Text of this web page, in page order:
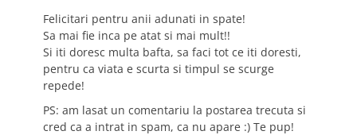
Felicitari pentru anii adunati in spate!
Sa mai fie inca pe atat si mai mult!!
Si iti doresc multa bafta, sa faci tot ce iti doresti,
pentru ca viata e scurta si timpul se scurge
repede!
PS: am lasat un comentariu la postarea trecuta si
cred ca a intrat in spam, ca nu apare :) Te pup!